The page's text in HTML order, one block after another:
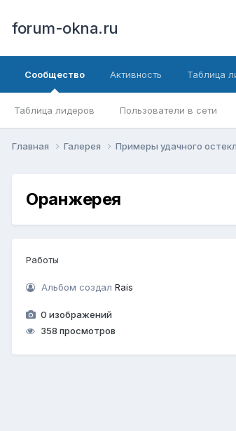
forum-okna.ru
Сообщество
Таблица лидеров Пользователи в сети
Активность Таблица
Главная Галерея Примеры удачного
Оранжерея
Работы
Альбом создалRais
0 изображений
358 просмотров